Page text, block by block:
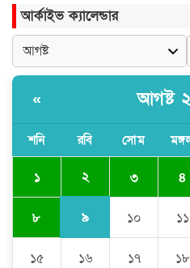
আর্কাইভ ক্যালেন্ডার
« আগষ্ট
শনি রবি সোম
১ ২ ৩ ৪
৮ ৯ ১০ ১১
১৫ ১৬ ১৭ ১৮